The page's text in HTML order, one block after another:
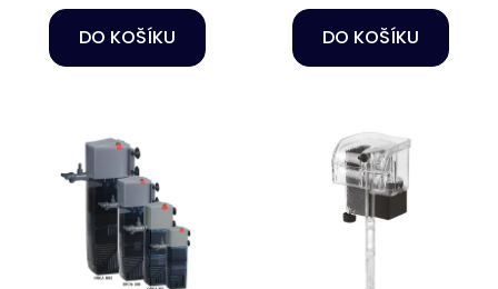
DO KOŠÍKU DO KOŠÍKU